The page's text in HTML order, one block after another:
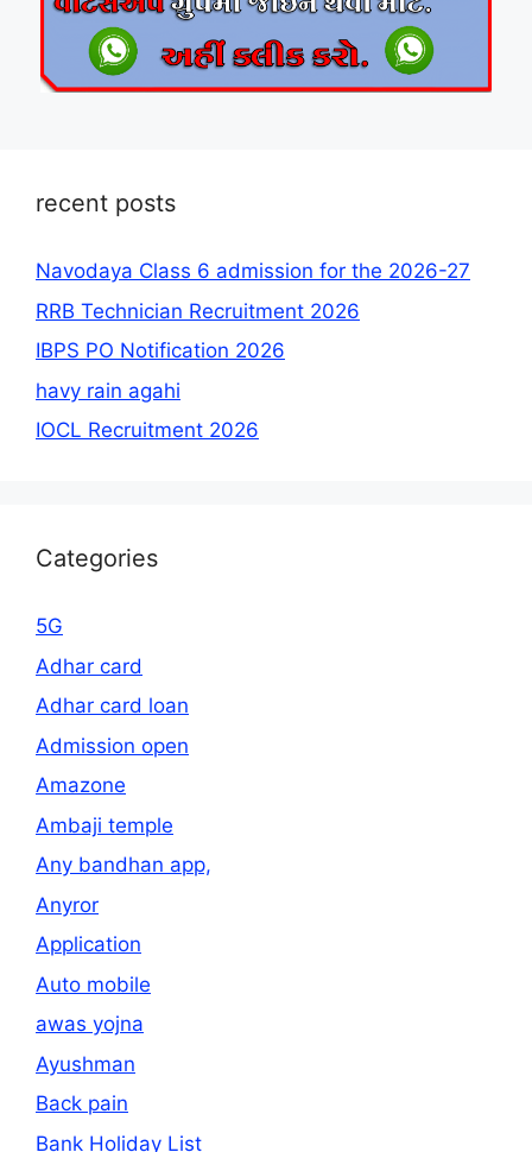
recent posts
Navodaya Class 6 admission for the 2026-27
RRB Technician Recruitment 2026
IBPS PO Notification 2026
havy rain agahi
IOCL Recruitment 2026
Categories
5G
Adhar card
Adhar card loan
Admission open
Amazone
Ambaji temple
Any bandhan app,
Anyror
Application
Auto mobile
awas yojna
Ayushman
Back pain
Bank Holiday List